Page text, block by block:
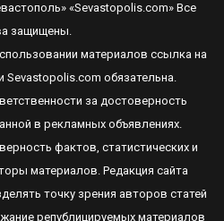
«Sevastopolis.com» Все
защищены.
материалов ссылка на
Sevastopolis.com обязательна.
за достоверность
в рекламных объявлениях.
фактов, статистических и
материалов. Редакция сайта
точку зрения авторов статей
републицируемых материалов